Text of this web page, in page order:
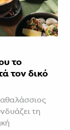
το
τον δικό
τη